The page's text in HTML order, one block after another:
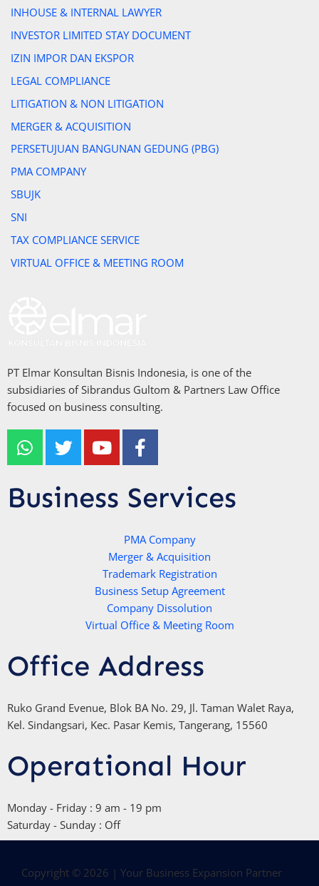
INHOUSE & INTERNAL LAWYER
INVESTOR LIMITED STAY DOCUMENT
IZIN IMPOR DAN EKSPOR
LEGAL COMPLIANCE
LITIGATION & NON LITIGATION
MERGER & ACQUISITION
PERSETUJUAN BANGUNAN GEDUNG (PBG)
PMA COMPANY
SBUJK
SNI
TAX COMPLIANCE SERVICE
VIRTUAL OFFICE & MEETING ROOM
PT Elmar Konsultan Bisnis Indonesia, is one of the
subsidiaries of Sibrandus Gultom & Partners Law Office
focused on business consulting.
W
h
a
t
s
T
w
i
t
t
Y
o
u
t
u
F
a
c
e
b
o
k
-
f
Business Services
PMA Company
Merger & Acquisition
Trademark Registration
Business Setup Agreement
Company Dissolution
Virtual Office & Meeting Room
Office Address
Ruko Grand Evenue, Blok BA No. 29, Jl. Taman Walet Raya,
Kel. Sindangsari, Kec. Pasar Kemis, Tangerang, 15560
Operational Hour
Monday - Friday : 9 am - 19 pm
Saturday - Sunday : Off
Copyright © 2026 | Your Business Expansion Partner